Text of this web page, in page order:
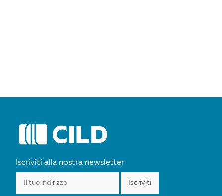
POST
Iscriviti alla nostra newsletter